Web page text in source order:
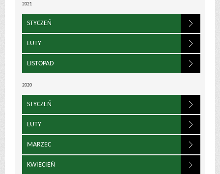
2021
STYCZEŃ
LUTY
LISTOPAD
2020
STYCZEŃ
LUTY
MARZEC
KWIECIEŃ